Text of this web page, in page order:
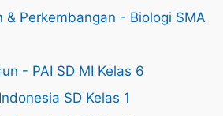
& Perkembangan - Biologi SMA
- PAI SD MI Kelas 6
SD Kelas 1